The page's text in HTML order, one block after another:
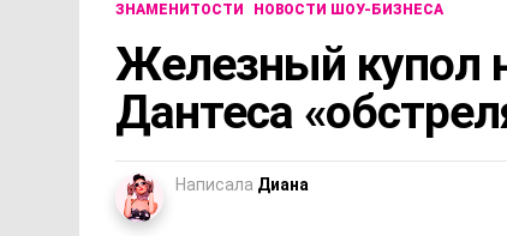
ЗНАМЕНИТОСТИ НОВОСТИ ШОУ-БИЗНЕСА
Железный купол
Дантеса
Написала Диана